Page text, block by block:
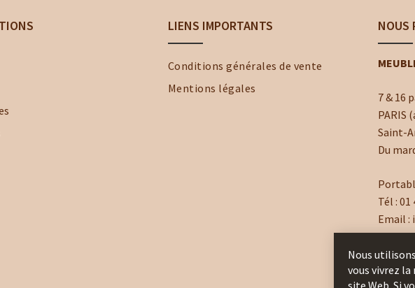
LIENS IMPORTANTS
Conditions générales de vente
Mentions légales
NOUS
7 & 16
PARIS
Saint-
Du
Tél : 01
Email :
Nous
vous vivrez
site Web. Si